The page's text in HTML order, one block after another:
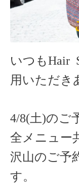
いつもHair
用いただき
4/8(土)のご
全メニュー
沢山のご予
す。